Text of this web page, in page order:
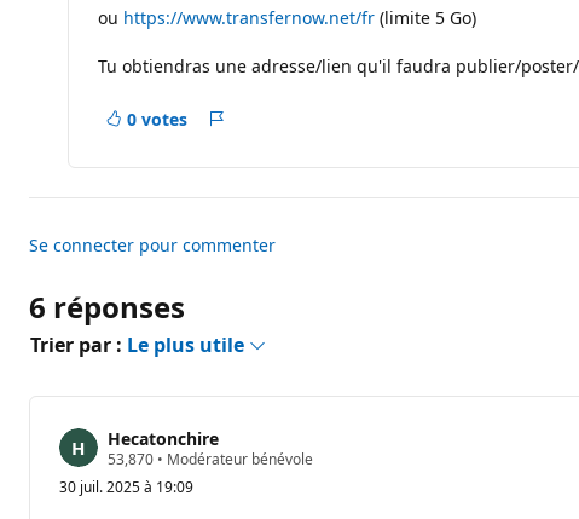
e
é
p
a
i
n
ou https://www.transfernow.net/fr (limite 5 Go)
Tu obtiendras une adresse/lien qu'il faudra publier/
0 votes
Se connecter pour commenter
6 réponses
Trier par : Le plus utile
Hecatonchire
53,870 P• Modérateur bénévole
30 juil. 2025 à 19:09